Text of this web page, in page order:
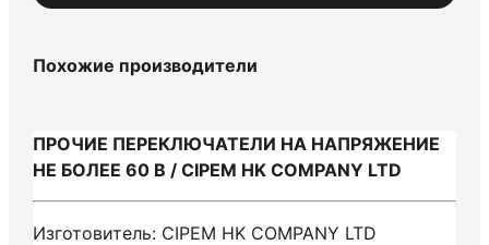
Похожие производители
ПРОЧИЕ ПЕРЕКЛЮЧАТЕЛИ НА НАПРЯЖЕНИЕ
НЕ БОЛЕЕ 60 В / CIPEM HK COMPANY LTD
Изготовитель: CIPEM HK COMPANY LTD